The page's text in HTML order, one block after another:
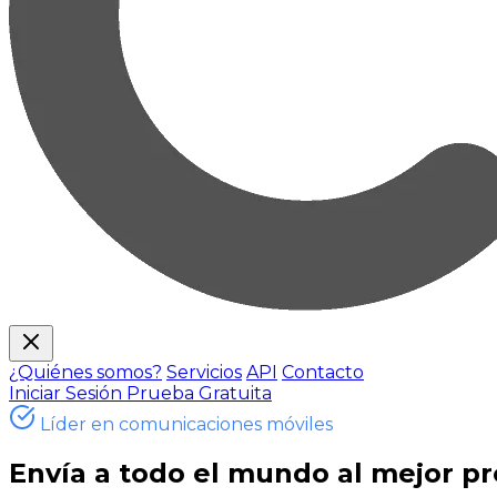
¿Quiénes somos? Servicios API Contacto
Iniciar Sesión Prueba Gratuita
Líder en comunicaciones móviles
Envía a todo el mundo al mejor